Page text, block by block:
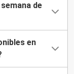
de
en